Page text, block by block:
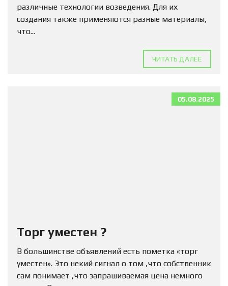
различные технологии возведения. Для их
создания также применяются разные материалы,
что...
ЧИТАТЬ ДАЛЕЕ
05.08.2025
Торг уместен ?
В большинстве объявлений есть пометка «торг
уместен». Это некий сигнал о том ,что собственник
сам понимает ,что запрашиваемая цена немного